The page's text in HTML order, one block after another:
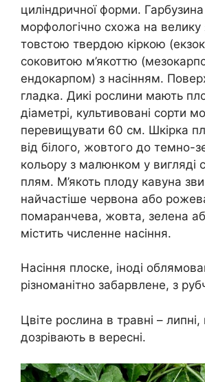
циліндричної форми.
морфологічно схожа на велику
товстою твердою кіркою
соковитою м’якоттю
ендокарпом) з насінням.
гладка. Дикі рослини мають
діаметрі, культивовані сорти
перевищувати 60 см. Шкірка
від білого, жовтого до темно-
кольору з малюнком у вигляді
плям. М’якоть плоду кавуна
найчастіше червона або
помаранчева, жовта, зелена
містить численне насіння.
Насіння плоске, іноді
різноманітно забарвлене, з
Цвіте рослина в травні –
дозрівають в вересні.